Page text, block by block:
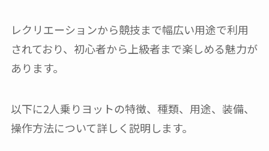
レクリエーションから競技まで幅広い用途で利用
されており、初心者から上級者まで楽しめる魅力が
あります。
以下に2人乗りヨットの特徴、種類、用途、装備、
操作方法について詳しく説明します。